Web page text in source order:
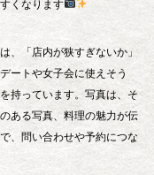
くなります
、「店内が狭すぎないか」
ートや女子会に使えそう
持っています。写真は、そ
ある写真、料理の魅力が伝
、問い合わせや予約につな